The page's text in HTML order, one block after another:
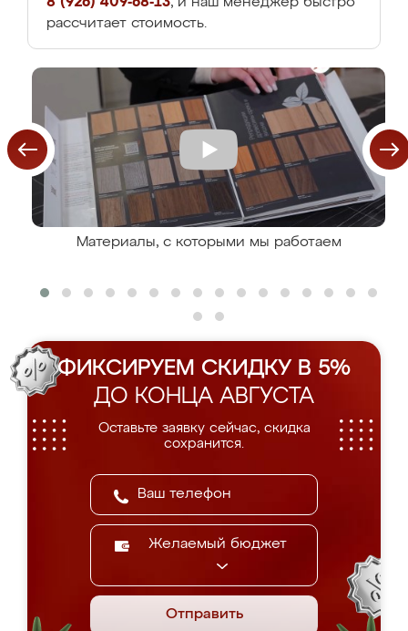
рассчитает стоимость.
Материалы, с которыми мы работаем
ФИКСИРУЕМ СКИДКУ В 5%
ДО КОНЦА АВГУСТА
Оставьте заявку сейчас, скидка
сохранится.
Желаемый бюджет
Отправить